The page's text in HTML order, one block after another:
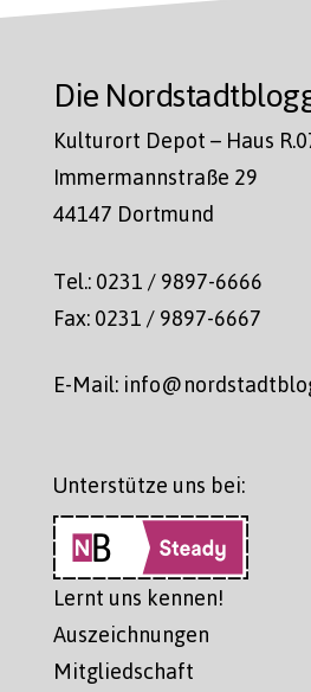
Die
Kulturort Depot – Haus
Immermannstraße 29
44147 Dortmund
Tel.: 0231 / 9897-6666
Fax: 0231 / 9897-6667
E-Mail:
Unterstütze uns bei:
Lernt uns kennen!
Auszeichnungen
Mitgliedschaft